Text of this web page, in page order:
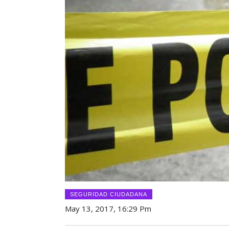
SEGURIDAD CIUDADANA
May 13, 2017, 16:29 Pm